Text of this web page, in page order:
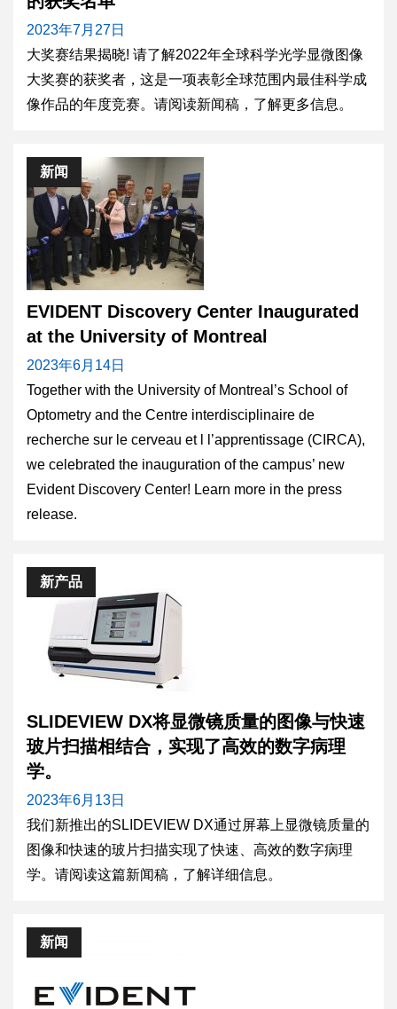
2023年7月27日
大奖赛结果揭晓! 请了解2022年全球科学光学显微图像
大奖赛的获奖者，这是一项表彰全球范围内最佳科学成
像作品的年度竞赛。请阅读新闻稿，了解更多信息。
新闻
EVIDENT Discovery Center Inaugurated
at the University of Montreal
2023年6月14日
Together with the University of Montreal’s School of
Optometry and the Centre interdisciplinaire de
recherche sur le cerveau et l l’apprentissage (CIRCA),
we celebrated the inauguration of the campus’ new
Evident Discovery Center! Learn more in the press
release.
新产品
SLIDEVIEW DX将显微镜质量的图像与快速
玻片扫描相结合，实现了高效的数字病理
学。
2023年6月13日
我们新推出的SLIDEVIEW DX通过屏幕上显微镜质量的
图像和快速的玻片扫描实现了快速、高效的数字病理
学。请阅读这篇新闻稿，了解详细信息。
新闻